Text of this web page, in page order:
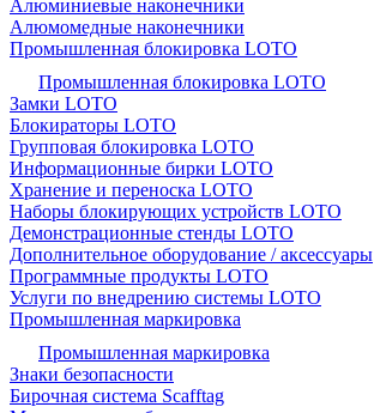
Алюминиевые наконечники
Алюмомедные наконечники
Промышленная блокировка LOTO
Промышленная блокировка LOTO
Замки LOTO
Блокираторы LOTO
Групповая блокировка LOTO
Информационные бирки LOTO
Хранение и переноска LOTO
Наборы блокирующих устройств LOTO
Демонстрационные стенды LOTO
Дополнительное оборудование / аксессуары
Программные продукты LOTO
Услуги по внедрению системы LOTO
Промышленная маркировка
Промышленная маркировка
Знаки безопасности
Бирочная система Scafftag